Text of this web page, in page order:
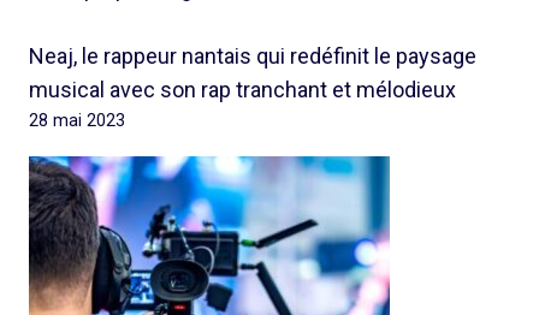
Neaj, le rappeur nantais qui redéfinit le paysage
musical avec son rap tranchant et mélodieux
28 mai 2023